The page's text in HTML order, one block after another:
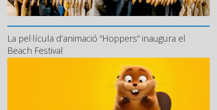
La pel·lícula d’animació “Hoppers” inaugura el
Beach Festival